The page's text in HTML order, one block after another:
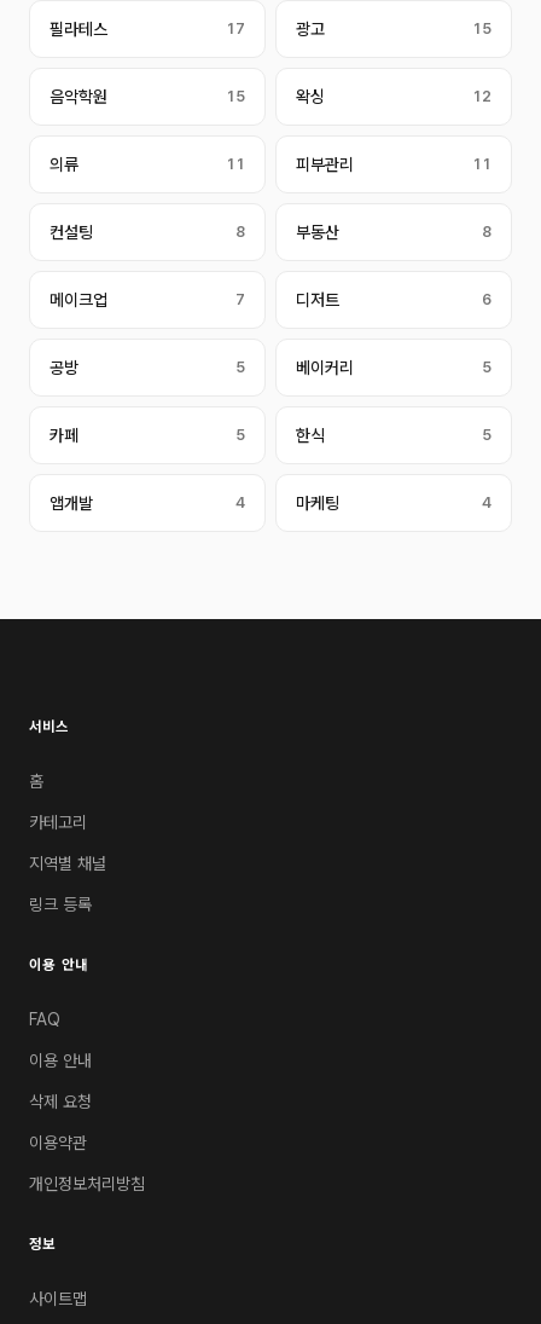
필라테스 17 광고 15
음악학원 15 왁싱 12
의류 11 피부관리 11
컨설팅 8 부동산 8
메이크업 7 디저트 6
공방 5 베이커리 5
카페 5 한식 5
앱개발 4 마케팅 4
서비스
홈
카테고리
지역별 채널
링크 등록
이용 안내
FAQ
이용 안내
삭제 요청
이용약관
개인정보처리방침
정보
사이트맵